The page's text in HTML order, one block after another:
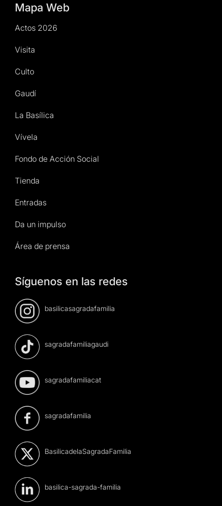
Mapa Web
Actos 2026
Visita
Culto
Gaudí
La Basílica
Vívela
Fondo de Acción Social
Tienda
Entradas
Da un impulso
Área de prensa
Síguenos en las redes
basilicasagradafamilia
sagradafamiliagaudi
sagradafamiliacat
sagradafamilia
BasilicadelaSagradaFamilia
basilica-sagrada-familia